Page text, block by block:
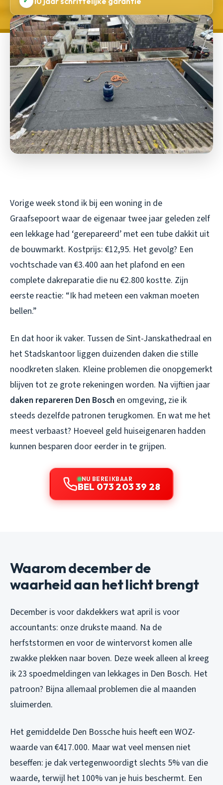
Vorige week stond ik bij een woning in de
Graafsepoort waar de eigenaar twee jaar geleden zelf
een lekkage had ‘gerepareerd’ met een tube dakkit uit
de bouwmarkt. Kostprijs: €12,95. Het gevolg? Een
vochtschade van €3.400 aan het plafond en een
complete dakreparatie die nu €2.800 kostte. Zijn
eerste reactie: “Ik had meteen een vakman moeten
bellen.”
En dat hoor ik vaker. Tussen de Sint-Janskathedraal en
het Stadskantoor liggen duizenden daken die stille
noodkreten slaken. Kleine problemen die onopgemerkt
blijven tot ze grote rekeningen worden. Na vijftien jaar
daken repareren Den Bosch en omgeving, zie ik
steeds dezelfde patronen terugkomen. En wat me het
meest verbaast? Hoeveel geld huiseigenaren hadden
kunnen besparen door eerder in te grijpen.
NU BEREIKBAAR
BEL 073 203 39 28
Waarom december de
waarheid aan het licht brengt
December is voor dakdekkers wat april is voor
accountants: onze drukste maand. Na de
herfststormen en voor de wintervorst komen alle
zwakke plekken naar boven. Deze week alleen al kreeg
ik 23 spoedmeldingen van lekkages in Den Bosch. Het
patroon? Bijna allemaal problemen die al maanden
sluimerden.
Het gemiddelde Den Bossche huis heeft een WOZ-
waarde van €417.000. Maar wat veel mensen niet
beseffen: je dak vertegenwoordigt slechts 5% van die
waarde, terwijl het 100% van je huis beschermt. Een